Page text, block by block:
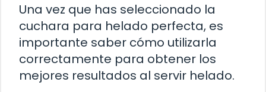
Una vez que has seleccionado la
cuchara para helado perfecta, es
importante saber cómo utilizarla
correctamente para obtener los
mejores resultados al servir helado.